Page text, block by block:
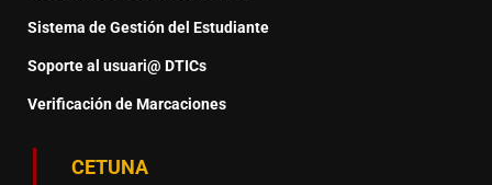
Sistema de Gestión del Estudiante
Soporte al usuari@ DTICs
Verificación de Marcaciones
CETUNA